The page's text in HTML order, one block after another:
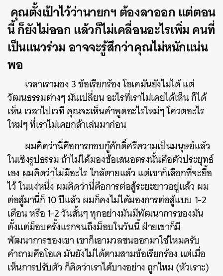
คุณตั้งเป้าไว้ว่านายกฯ ต้องลาออก แต่ตอน
นี้ ก็ยังไม่ออก แล้วก็ไม่เคลื่อนอะไรเพิ่ม คนที่
เป็นแนวร่วม อาจจะรู้สึกว่าคุณไม่หนักแน่น
พอ
เวลาเรามอง 3 ข้อเรียกร้อง โอเคมันยังไม่ได้ แต่
วัฒนธรรมต่างๆ มันเปลี่ยน อะไรที่เราไม่เคยได้เห็น ก็ได้
เห็น เวลาไปเวที คุณจะเห็นคำพูดอะไรใหม่ๆ โควตอะไร
ใหม่ๆ ที่เราไม่เคยกล้าเล่นมาก่อน
ผมคิดว่านี่คือการกอบกู้ศักดิ์ศรีความเป็นมนุษย์แล้ว
ในเชิงรูปธรรม ถ้าไม่ได้มองข้อเสนอตรงนั้นคือตัวประยุทธ์
เอง ผมคิดว่าไม่มีอะไร ใกล้ตายแล้ว แต่เขาก็เลือกที่จะยื้อ
ไว้ ในแง่หนึ่ง ผมคิดว่านี่คือการต่อสู้ระยะยาวอยู่แล้ว ผม
ต่อสู้มานี่ก็ 10 ปีแล้ว ผมก็คงไม่ได้มองการต่อสู้แบบ 1-2
เดือน หรือ 1-2 วันสั้นๆ ทุกอย่างมันมีพัฒนาการของมัน
ตั้งแต่ม็อบครั้งแรกจนถึงม็อบในวันนี้ ฝ่ายเขาก็มี
พัฒนาการของเขา เขาก็เอามวลชนออกมาใช่ไหมครับ
คำถามคือโอเค มันยังไม่ได้ตามสามข้อเรียกร้อง แต่เมื่อ
เห็นการปรับตัว ก็คิดว่าเราได้บางอย่าง ถูกไหม (หัวเราะ)